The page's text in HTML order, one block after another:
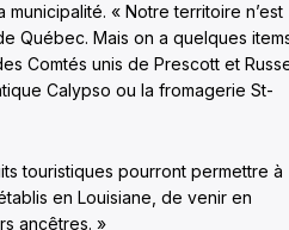
« Notre territoire n’est
Québec. Mais on a quelques
Comtés unis de Prescott et
Calypso ou la fromagerie St-
touristiques pourront permettre à
en Louisiane, de venir en
ancêtres. »